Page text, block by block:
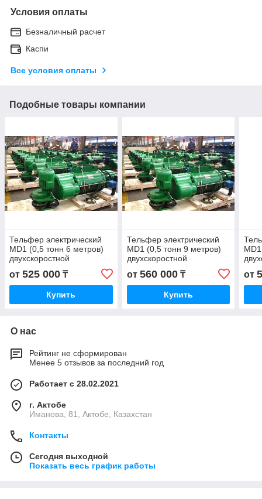
Условия оплаты
Безналичный расчет
Каспи
Все условия оплаты
Подобные товары компании
Тельфер электрический
MD1 (0,5 тонн 6 метров)
двухскоростной
от 525 000 ₸
Купить
Тельфер электрический
MD1 (0,5 тонн 9 метров)
двухскоростной
от 560 000₸
Купить
от
О нас
Рейтинг не сформирован
Менее 5 отзывов за последний год
Работает с 28.02.2021
г. Актобе
Иманова, 81, Актобе, Казахстан
Контакты
Сегодня выходной
Показать весь график работы